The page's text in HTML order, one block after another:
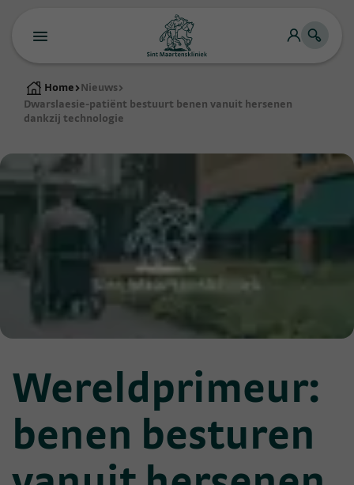
Home > Nieuws>
Dwarslaesie-patiënt bestuurt benen vanuit hersenen
dankzij technologie
Wereldprimeur:
benen besturen